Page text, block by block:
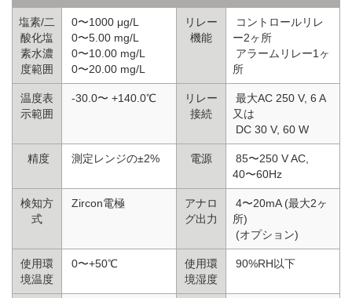
塩素/二
酸化塩
素水濃
度範囲
0〜1000 μg/L
0〜5.00 mg/L
0〜10.00 mg/L
0〜20.00 mg/L
リレー
機能
コントロールリレ
ー2ヶ所
アラームリレー1ヶ
所
温度表
示範囲
-30.0〜 +140.0℃
リレー
接続
最大AC 250 V, 6 A
又は
DC 30 V, 60 W
精度 測定レンジの±2% 電源
85〜250 V AC,
40〜60Hz
検知方
式
Zircon電極
アナロ
グ出力
4〜20mA (最大2ヶ
所)
(オプション)
使用環
境温度
0〜+50℃
使用環
境湿度
90%RH以下